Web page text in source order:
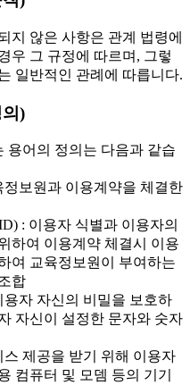
지 않은 사항은 관계 법령에
우 그 규정에 따르며, 그렇
일반적인 관례에 따릅니다.
)
용어의 정의는 다음과 같습
보원과 이용계약을 체결한
: 이용자 식별과 이용자의
하여 이용계약 체결시 이용
여 교육정보원이 부여하는
합
자 자신의 비밀을 보호하
자신이 설정한 문자와 숫자
제공을 받기 위해 이용자
컴퓨터 및 모뎀 등의 기기